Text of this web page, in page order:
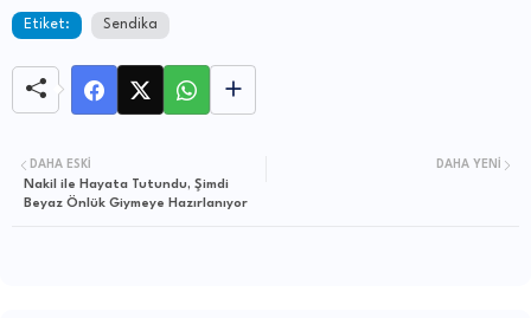
Etiket: Sendika
DAHA YENI
DAHA ESKI
Nakil ile Hayata Tutundu, Şimdi
Beyaz Önlük Giymeye Hazırlanıyor